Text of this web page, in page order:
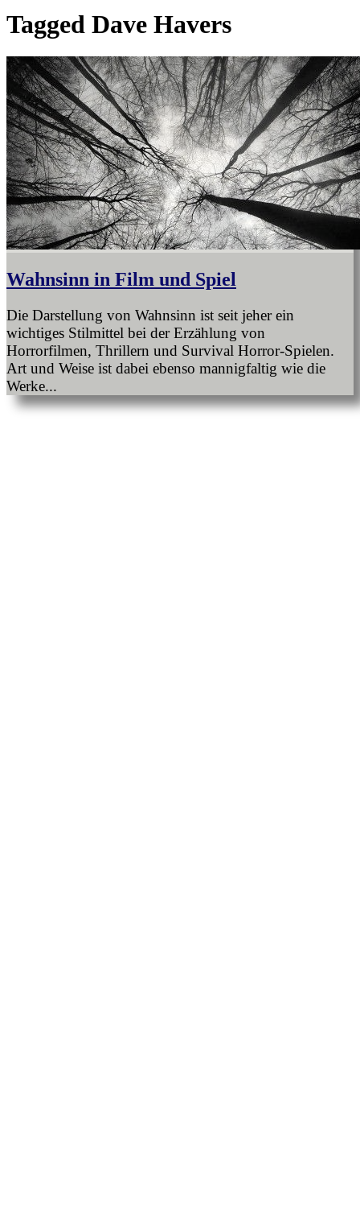
Tagged Dave Havers
Wahnsinn in Film und Spiel
Die Darstellung von Wahnsinn ist seit jeher ein
wichtiges Stilmittel bei der Erzählung von
Horrorfilmen, Thrillern und Survival Horror-Spielen.
Art und Weise ist dabei ebenso mannigfaltig wie die
Werke...